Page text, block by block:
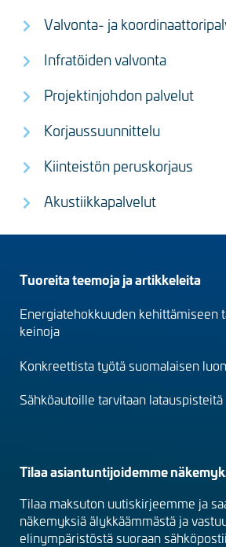
Valvonta- ja
Infratöiden valvonta
Projektinjohdon palvelut
Korjaussuunnittelu
Kiinteistön peruskorjaus
Akustiikkapalvelut
Footer
menu
(fi)
Tuoreita teemoja ja artikkeleita
Energiatehokkuuden kehittämiseen
keinoja
Konkreettista työtä suomalaisen
Sähköautoille tarvitaan latauspisteitä
Tilaa asiantuntijoidemme
Tilaa maksuton uutiskirjeemme ja
näkemyksiä älykkäämmästä ja
elinympäristöstä suoraan